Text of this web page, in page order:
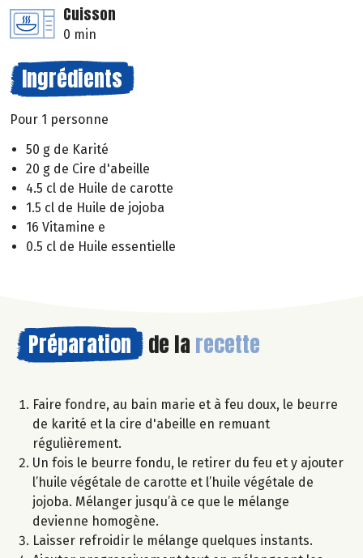
Cuisson
0 min
Ingrédients
Pour 1 personne
50 g de Karité
20 g de Cire d'abeille
4.5 cl de Huile de carotte
1.5 cl de Huile de jojoba
16 Vitamine e
0.5 cl de Huile essentielle
Préparation de la recette
Faire fondre, au bain marie et à feu doux, le beurre
de karité et la cire d'abeille en remuant
régulièrement.
Un fois le beurre fondu, le retirer du feu et y ajouter
l’huile végétale de carotte et l’huile végétale de
jojoba. Mélanger jusqu’à ce que le mélange
devienne homogène.
Laisser refroidir le mélange quelques instants.